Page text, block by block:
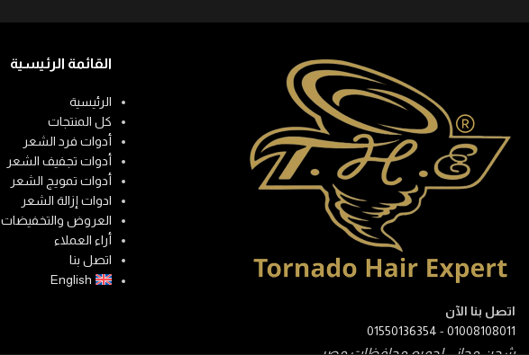
القائمة الرئيسية
الرئيسية
كل المنتجات
أدوات فرد الشعر
أدوات تجفيف الشعر
أدوات تمويج الشعر
ادوات إزالة الشعر
العروض والتخفيضات
أراء العملاء
اتصل بنا
English
اتصل بنا الآن
01008108011
-
01550136354